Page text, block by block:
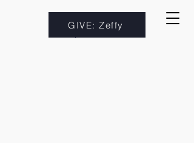
GIVE: Zeffy